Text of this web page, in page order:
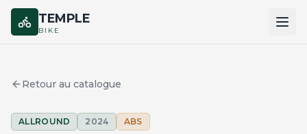
TEMPLE
BIKE
MARQUES
Retour au catalogue
ALLROUND 2024 ABS